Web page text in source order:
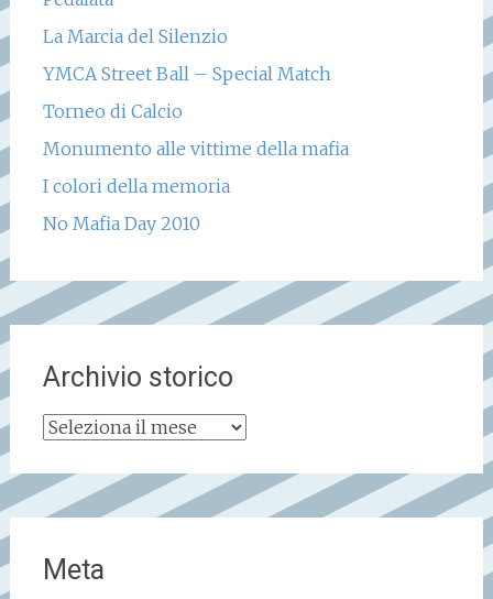
La Marcia del Silenzio
YMCA Street Ball – Special Match
Torneo di Calcio
Monumento alle vittime della mafia
I colori della memoria
No Mafia Day 2010
Archivio storico
Archivio
Meta